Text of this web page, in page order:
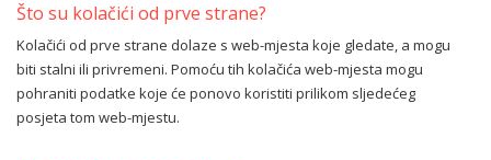
Što su kolačići od prve strane?
Kolačići od prve strane dolaze s web-mjesta koje gledate, a mogu
biti stalni ili privremeni. Pomoću tih kolačića web-mjesta mogu
pohraniti podatke koje će ponovo koristiti prilikom sljedećeg
posjeta tom web-mjestu.